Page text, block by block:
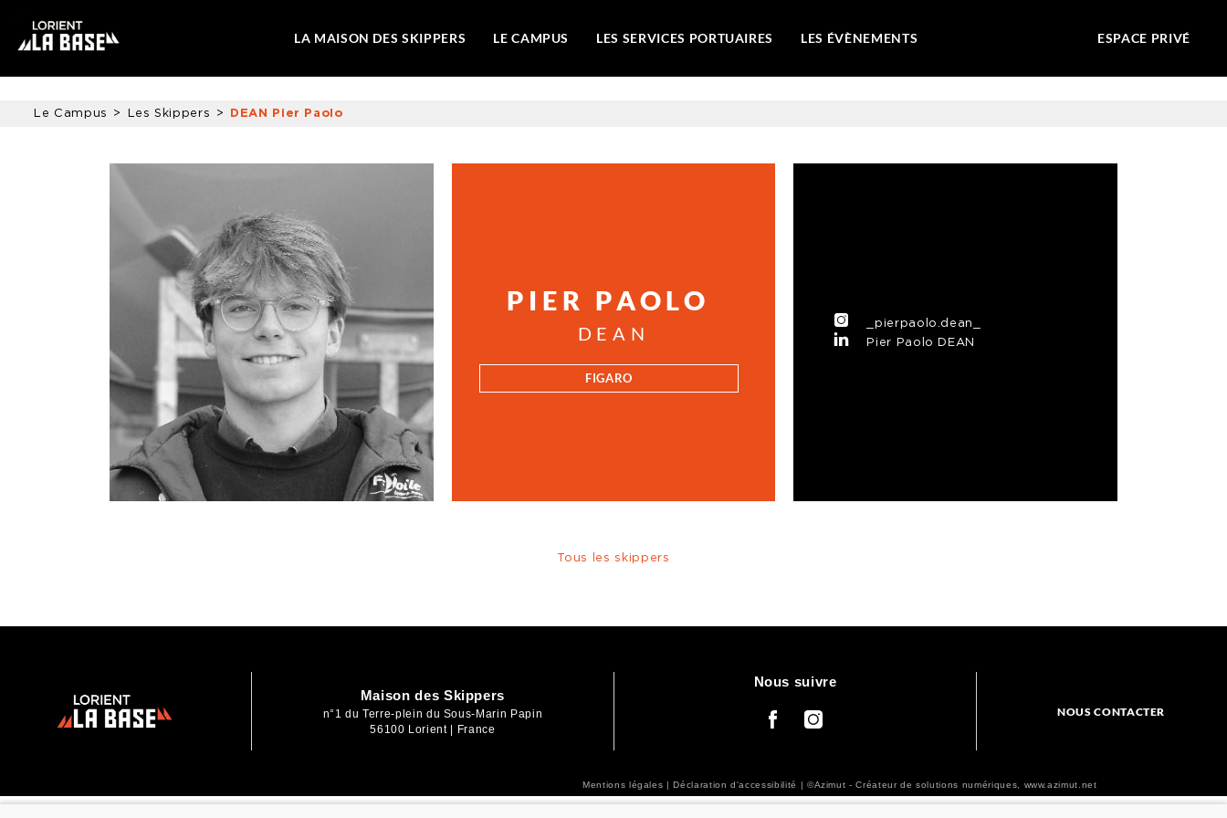
LA MAISON DES SKIPPERS LE CAMPUS LES SERVICES PORTUAIRES LES ÉVÈNEMENTS ESPACE PRIVÉ
Le Campus Les Skippers DEAN Pier Paolo
PIER PAOLO
DEAN
FIGARO
_pierpaolo.dean_
Pier Paolo DEAN
Tous les skippers
Maison des Skippers
n°1 du Terre-plein du Sous-Marin Papin
56100 Lorient | France
Nous suivre
NOUS CONTACTER
Mentions légales |Déclaration d'accessibilité | ©Azimut - Créateur de solutions numériques, www.azimut.net